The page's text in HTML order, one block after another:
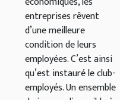
entreprises rêvent
d’une meilleure
condition de leurs
employées. C’est ainsi
qu’est instauré le club-
employés. Un ensemble